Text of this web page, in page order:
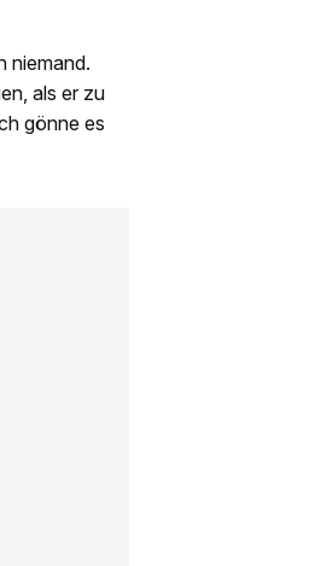
niemand.
als er zu
gönne es